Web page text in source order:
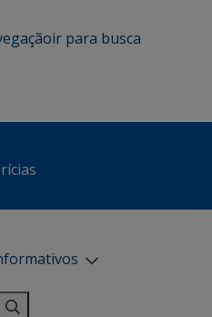
ir para busca